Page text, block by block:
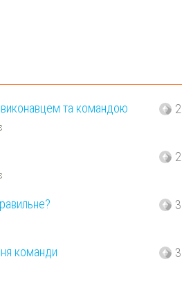
виконавцем та командою 2
2
3
команди 3